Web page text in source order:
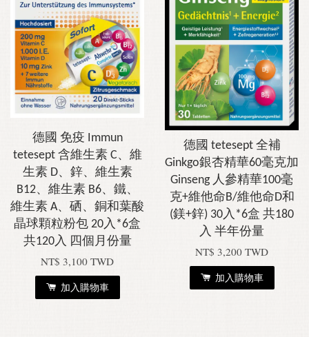
德國 免疫 Immun
tetesept 含維生素 C、維
生素 D、鋅、維生素
B12、維生素 B6、鐵、
維生素 A、硒、銅和葉酸
晶球顆粒粉包 20入*6盒
共120入 四個月份量
NT$ 3,100 TWD
加入購物車
德國 tetesept 全補
Ginkgo銀杏精華60毫克加
Ginseng 人參精華100毫
克+維他命B/維他命D和
(鎂+鋅) 30入*6盒 共180
入 半年份量
NT$ 3,200 TWD
加入購物車